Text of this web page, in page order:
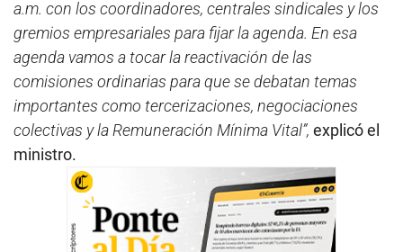
a.m. con los coordinadores, centrales sindicales y los
gremios empresariales para fijar la agenda. En esa
agenda vamos a tocar la reactivación de las
comisiones ordinarias para que se debatan temas
importantes como tercerizaciones, negociaciones
colectivas y la Remuneración Mínima Vital”, explicó el
ministro.